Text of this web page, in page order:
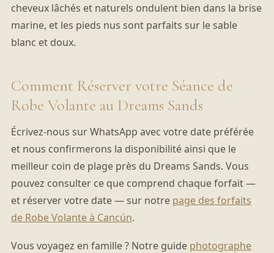
cheveux lâchés et naturels ondulent bien dans la brise
marine, et les pieds nus sont parfaits sur le sable
blanc et doux.
Comment Réserver votre Séance de
Robe Volante au Dreams Sands
Écrivez-nous sur WhatsApp avec votre date préférée
et nous confirmerons la disponibilité ainsi que le
meilleur coin de plage près du Dreams Sands. Vous
pouvez consulter ce que comprend chaque forfait —
et réserver votre date — sur notre page des forfaits
de Robe Volante à Cancún.
Vous voyagez en famille ? Notre guide photographe